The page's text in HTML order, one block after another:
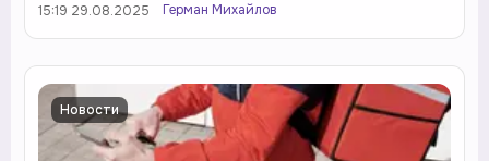
15:19 29.08.2025 Герман Михайлов
Новости